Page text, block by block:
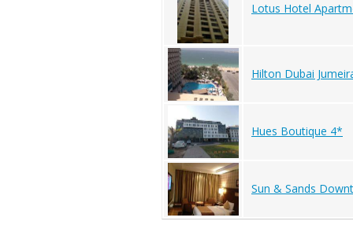
Lotus Hotel
Hilton Dubai
Hues Boutique 4*
Sun & Sands